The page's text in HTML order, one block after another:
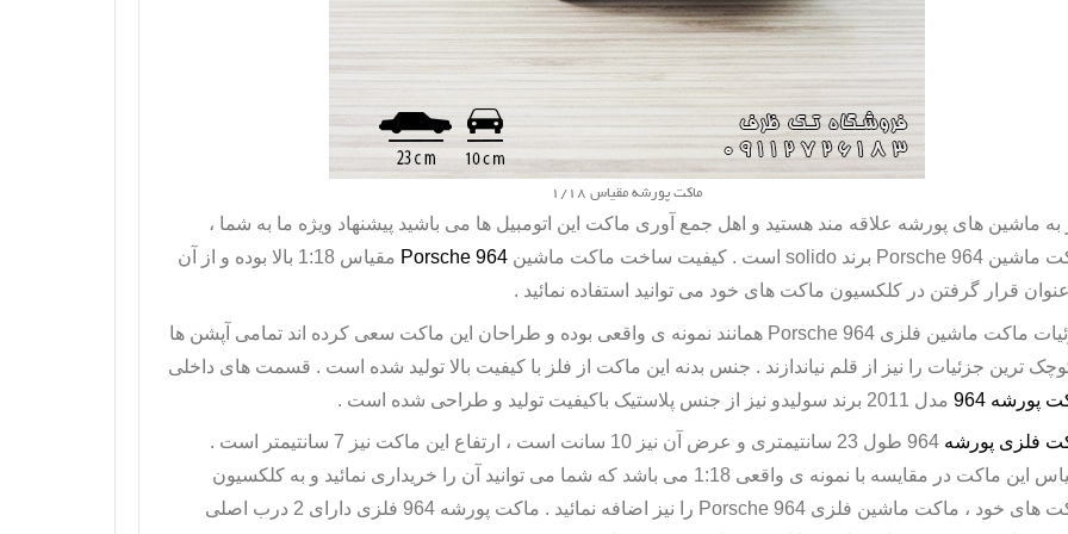
ماکت پورشه مقیاس 1/18
به ماشین های پورشه علاقه مند هستید و اهل جمع آوری ماکت این اتومبیل ها می باشید پیشنهاد ویژه ما به شما ،
ماشینPorsche 964 برندsolido است . کیفیت ساخت ماکت ماشینPorsche 964
مقیاس 1:18 بالا بوده و از آن
قرار گرفتن در کلکسیون ماکت های خود می توانید استفاده نمائید .
ماکت ماشین فلزیPorsche 964 همانند نمونه ی واقعی بوده و طراحان این ماکت سعی کرده اند تمامی آپشن ها
ترین جزئیات را نیز از قلم نیاندازند . جنس بدنه این ماکت از فلز با کیفیت بالا تولید شده است . قسمت های داخلی
پورشه 964
مدل 2011 برند سولیدو نیز از جنس پلاستیک باکیفیت تولید و طراحی شده است .
فلزی پورشه
964 طول 23 سانتیمتری و عرض آن نیز 10 سانت است ، ارتفاع این ماکت نیز 7 سانتیمتر است .
مقیاس این ماکت در مقایسه با نمونه ی واقعی 1:18 می باشد که شما می توانید آن را خریداری نمائید و به کلکسیون
های خود ، ماکت ماشین فلزیPorsche 964 را نیز اضافه نمائید . ماکت پورشه 964
فلزی دارای 2 درب اصلی